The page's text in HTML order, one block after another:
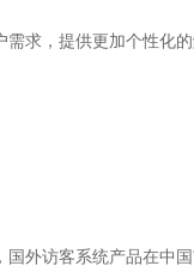
需求，提供更加个性化
外访客系统产品在中